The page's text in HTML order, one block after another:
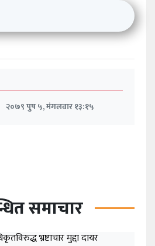
२०७९ पुष ५, मंगलवार १३:१५
समाचार